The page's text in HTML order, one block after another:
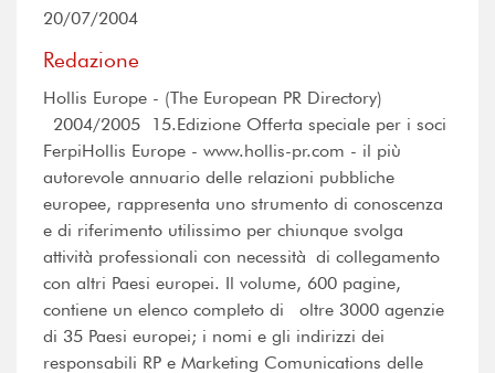
20/07/2004
Redazione
Hollis Europe - (The European PR Directory)
2004/2005  15.Edizione Offerta speciale per i soci
FerpiHollis Europe - www.hollis-pr.com - il più
autorevole annuario delle relazioni pubbliche
europee, rappresenta uno strumento di conoscenza
e di riferimento utilissimo per chiunque svolga
attività professionali con necessità di collegamento
con altri Paesi europei. Il volume, 600 pagine,
contiene un elenco completo di oltre 3000 agenzie
di 35 Paesi europei; i nomi e gli indirizzi dei
responsabili RP e Marketing Comunications delle